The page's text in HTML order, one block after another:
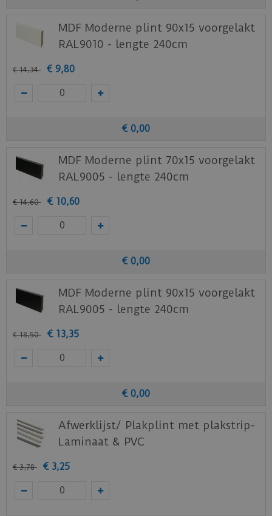
MDF Moderne plint 90x15 voorgelakt
RAL9010 - lengte 240cm
€ 14,34 € 9,80
€ 0,00
MDF Moderne plint 70x15 voorgelakt
RAL9005 - lengte 240cm
€ 14,60 € 10,60
€ 0,00
MDF Moderne plint 90x15 voorgelakt
RAL9005 - lengte 240cm
€ 18,50 € 13,35
€ 0,00
Afwerklijst/ Plakplint met plakstrip-
Laminaat & PVC
€ 3,78 € 3,25